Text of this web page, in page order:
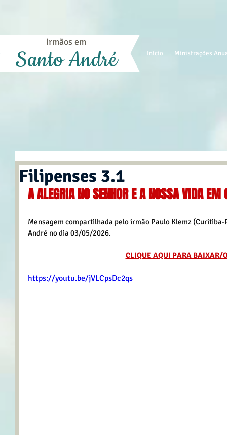
Início Ministrações
Irmãos em
Santo André
Filipenses 3.1
A ALEGRIA NO SENHOR E A NOSSA VIDA EM
Mensagem compartilhada pelo irmão Paulo Klemz
André no dia 03/05/2026.
CLIQUE AQUI PARA BAIXAR/
https://youtu.be/jVLCpsDc2qs